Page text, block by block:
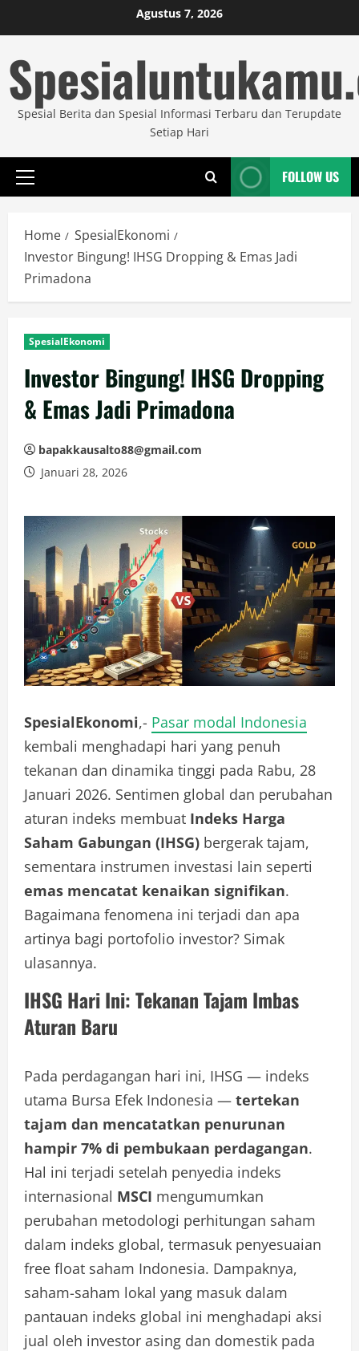
to
Agustus 7, 2026
Spesial Berita dan Spesial Informasi Terbaru dan Terupdate
Setiap Hari
Primary
FOLLOW US
Home
SpesialEkonomi
Investor Bingung! IHSG Dropping & Emas Jadi
Primadona
SpesialEkonomi
Investor Bingung! IHSG Dropping
& Emas Jadi Primadona
bapakkausalto88@gmail.com
Januari 28, 2026
SpesialEkonomi,- Pasar modal Indonesia
kembali menghadapi hari yang penuh
tekanan dan dinamika tinggi pada Rabu, 28
Januari 2026. Sentimen global dan perubahan
aturan indeks membuat Indeks Harga
Saham Gabungan (IHSG) bergerak tajam,
sementara instrumen investasi lain seperti
emas mencatat kenaikan signifikan.
Bagaimana fenomena ini terjadi dan apa
artinya bagi portofolio investor? Simak
ulasannya.
IHSG Hari Ini: Tekanan Tajam Imbas
Aturan Baru
Pada perdagangan hari ini, IHSG — indeks
utama Bursa Efek Indonesia — tertekan
tajam dan mencatatkan penurunan
hampir 7% di pembukaan perdagangan.
Hal ini terjadi setelah penyedia indeks
internasional MSCI mengumumkan
perubahan metodologi perhitungan saham
dalam indeks global, termasuk penyesuaian
free float saham Indonesia. Dampaknya,
saham-saham lokal yang masuk dalam
pantauan indeks global ini menghadapi aksi
jual oleh investor asing dan domestik pada